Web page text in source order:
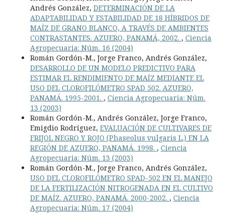
Andrés González, DETERMINACIÓN DE LA
ADAPTABILIDAD Y ESTABILIDAD DE 18 HÍBRIDOS DE
MAÍZ DE GRANO BLANCO, A TRAVÉS DE AMBIENTES
CONTRASTANTES. AZUERO, PANAMÁ, 2002. , Ciencia
Agropecuaria: Núm. 16 (2004)
Román Gordón-M., Jorge Franco, Andrés González,
DESARROLLO DE UN MODELO PREDICTIVO PARA
ESTIMAR EL RENDIMIENTO DE MAÍZ MEDIANTE EL
USO DEL CLOROFILÓMETRO SPAD 502. AZUERO,
PANAMÁ. 1995-2001. , Ciencia Agropecuaria: Núm.
13 (2003)
Román Gordón-M., Andrés González, Jorge Franco,
Emigdio Rodríguez, EVALUACIÓN DE CULTIVARES DE
FRIJOL NEGRO Y ROJO (Phaseolus vulgaris L.) EN LA
REGIÓN DE AZUERO, PANAMÁ. 1998. , Ciencia
Agropecuaria: Núm. 13 (2003)
Román Gordón-M., Jorge Franco, Andrés González,
USO DEL CLOROFILÓMETRO SPAD-502 EN EL MANEJO
DE LA FERTILIZACIÓN NITROGENADA EN EL CULTIVO
DE MAÍZ. AZUERO, PANAMÁ. 2000-2002. , Ciencia
Agropecuaria: Núm. 17 (2004)